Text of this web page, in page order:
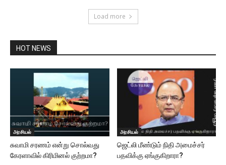
Load more
HOT NEWS
அரசியல்
சுவாமி சரணம் என்று சொல்வது
கேரளாவில் கிரிமினல் குற்றமா?
அரசியல்
ஜெட்லி மீண்டும் நிதி அமைச்சர்
பதவிக்கு ஏங்குகிறாரா?